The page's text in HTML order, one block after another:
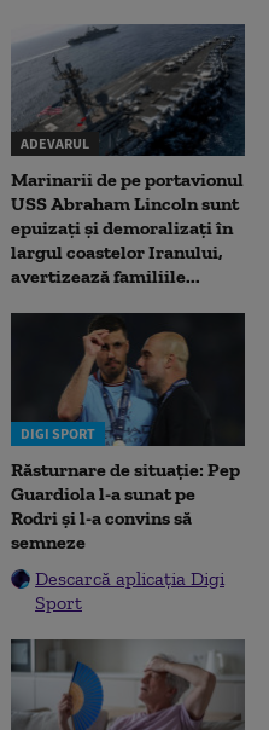
ADEVARUL
Marinarii de pe portavionul
USS Abraham Lincoln sunt
epuizați și demoralizați în
largul coastelor Iranului,
avertizează familiile...
DIGI SPORT
Răsturnare de situație: Pep
Guardiola l-a sunat pe
Rodri și l-a convins să
semneze
Descarcă aplicația Digi
Sport